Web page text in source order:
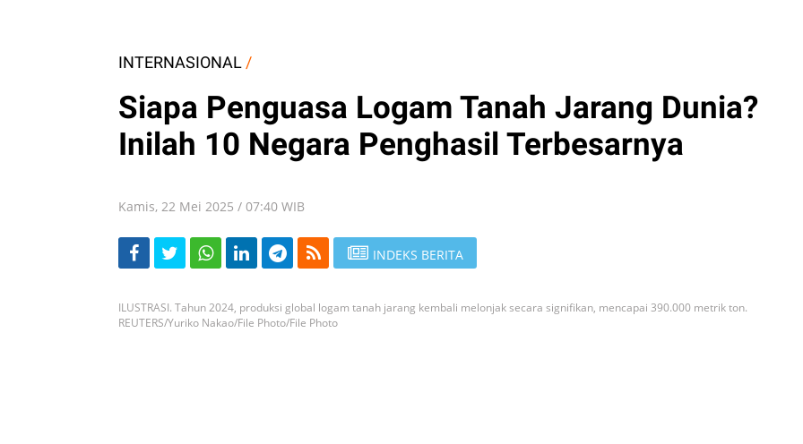
INTERNASIONAL /
Siapa Penguasa Logam Tanah Jarang Dunia?
Inilah 10 Negara Penghasil Terbesarnya
Kamis, 22 Mei 2025 / 07:40 WIB
INDEKS BERITA
ILUSTRASI. Tahun 2024, produksi global logam tanah jarang kembali melonjak secara signifikan, mencapai 390.000 metrik ton.
REUTERS/Yuriko Nakao/File Photo/File Photo